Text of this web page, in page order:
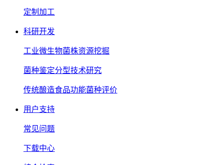
定制加工
科研开发
工业微生物菌株资源挖掘
菌种鉴定分型技术研究
传统酿造食品功能菌种评价
用户支持
常见问题
下载中心